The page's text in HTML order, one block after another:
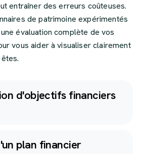
entraîner des erreurs coûteuses.
de patrimoine expérimentés
évaluation complète de vos
vous aider à visualiser clairement
d'objectifs financiers
plan financier